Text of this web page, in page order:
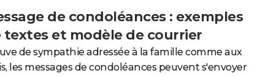
de condoléances : exemples
textes et modèle de courrier
de sympathie adressée à la famille comme aux
les messages de condoléances peuvent s'envoyer